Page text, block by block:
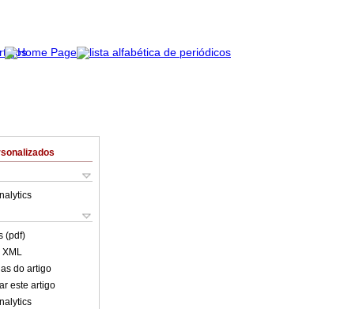
(pdf)
XML
do artigo
este artigo